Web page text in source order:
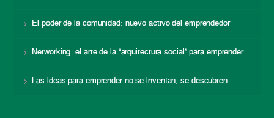
El poder de la comunidad: nuevo activo del emprendedor
Networking: el arte de la “arquitectura social” para emprender
Las ideas para emprender no se inventan, se descubren